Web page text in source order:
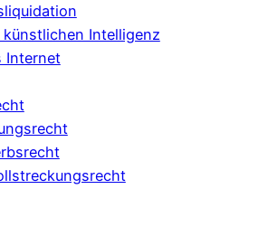
künstlichen Intelligenz
Internet